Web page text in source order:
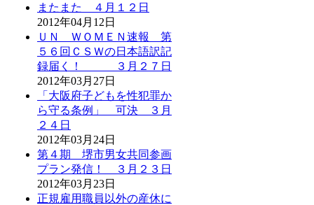
またまた ４月１２日
2012年04月12日
ＵＮ ＷＯＭＥＮ速報 第
５６回ＣＳＷの日本語訳記
録届く！ ３月２７日
2012年03月27日
「大阪府子どもを性犯罪か
ら守る条例」 可決 ３月
２４日
2012年03月24日
第４期 堺市男女共同参画
プラン発信！ ３月２３日
2012年03月23日
正規雇用職員以外の産休に